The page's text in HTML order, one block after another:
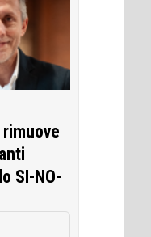
SI-NO-